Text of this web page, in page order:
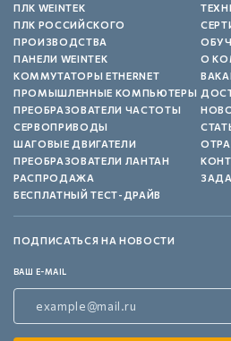
ПЛК WEINTEK
ПЛК РОССИЙСКОГО
ПРОИЗВОДСТВА
ПАНЕЛИ WEINTEK
КОММУТАТОРЫ ETHERNET
ПРОМЫШЛЕННЫЕ КОМПЬЮТЕРЫ
ПРЕОБРАЗОВАТЕЛИ ЧАСТОТЫ
СЕРВОПРИВОДЫ
ШАГОВЫЕ ДВИГАТЕЛИ
ПРЕОБРАЗОВАТЕЛИ ЛАНТАН
РАСПРОДАЖА
БЕСПЛАТНЫЙ ТЕСТ-ДРАЙВ
О
ПОДПИСАТЬСЯ НА НОВОСТИ
ВАШ E-MAIL